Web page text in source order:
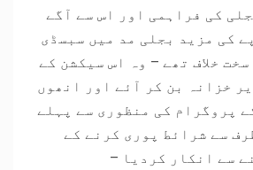
کی فراہمی اور اس سے آگے
کی مزید بجلی مد میں سبسڈی
خلاف تھے – وہ اس سیکشن کے
خزانہ بن کر آئے اور انھوں
پروگرام کی منظوری سے پہلے
سے شرائط پوری کرنے کے
سے انکار کردیا –